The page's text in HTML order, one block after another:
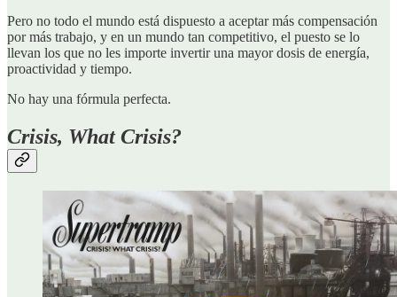
Pero no todo el mundo está dispuesto a aceptar más compensación
por más trabajo, y en un mundo tan competitivo, el puesto se lo
llevan los que no les importe invertir una mayor dosis de energía,
proactividad y tiempo.
No hay una fórmula perfecta.
Crisis, What Crisis?